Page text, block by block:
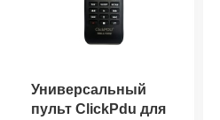
Универсальный
пульт ClickPdu для